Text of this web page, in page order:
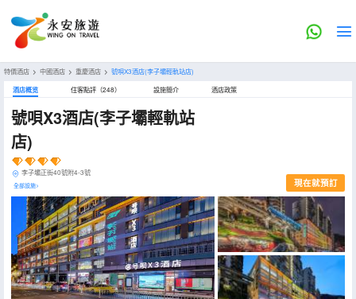
特價酒店 > 中國酒店 > 重慶酒店 > 號唄X3酒店(李子壩輕軌站店)
酒店概览 住客點評（248） 設施簡介 酒店政策
號唄X3酒店(李子壩輕軌站
店)
李子壩正街40號附4-3號
全部設施> 現在就預訂